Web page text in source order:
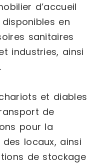
d’accueil
en
sanitaires
industries, ainsi
et diables
de
pour la
locaux, ainsi
de stockage